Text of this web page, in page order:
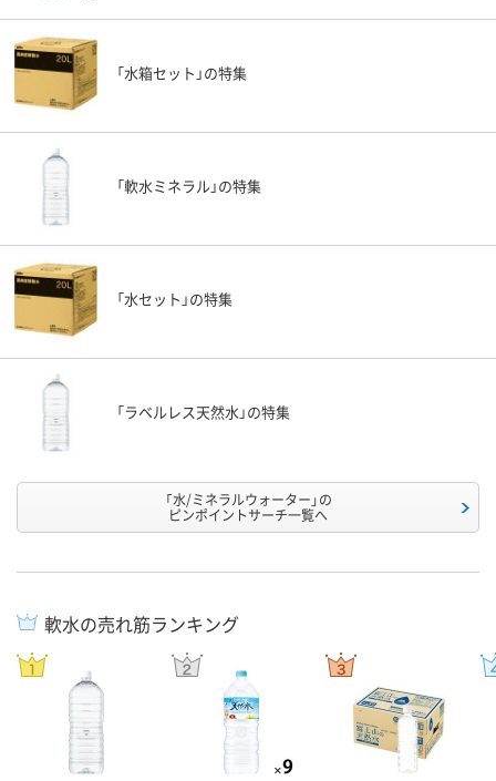
「水箱セット」の特集
「軟水ミネラル」の特集
「水セット」の特集
「ラベルレス天然水」の特集
「水/ミネラルウォーター」の
ピンポイントサーチ一覧へ
軟水の売れ筋ランキング